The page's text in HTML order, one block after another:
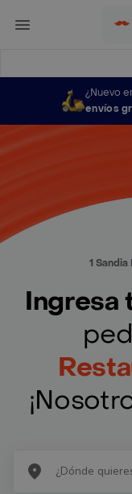
¿Nuevo
envíos
1
Ingresa